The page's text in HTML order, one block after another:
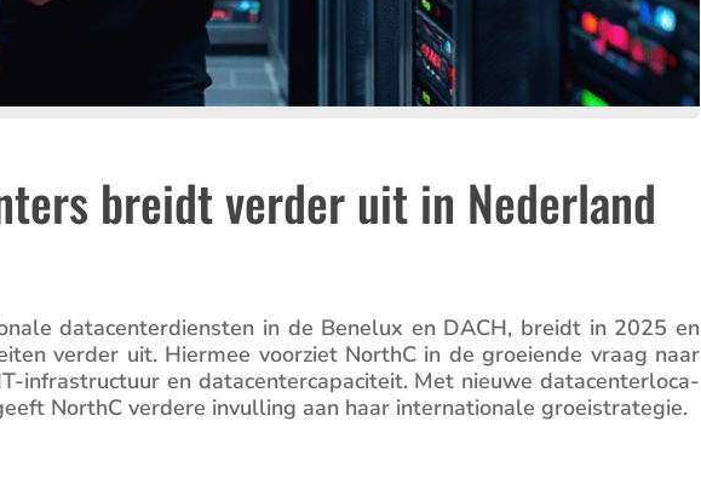
breidt verder uit in Nederland
datacen­ter­dien­sten in de Benelux en DACH, breidt in 2025 en
verder uit. Hiermee voorziet NorthC in de groei­ende vraag naar
infra­struc­tuur en datacen­ter­ca­pa­ci­teit. Met nieuwe datacen­ter­lo­ca­
NorthC verdere invul­ling aan haar inter­na­ti­o­nale groeistrategie.